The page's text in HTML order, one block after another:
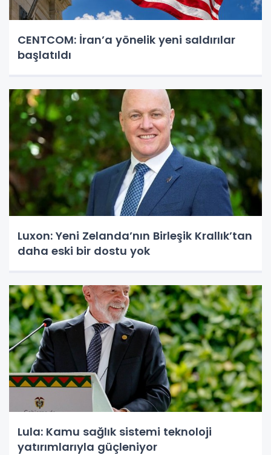
CENTCOM: İran’a yönelik yeni saldırılar
başlatıldı
Luxon: Yeni Zelanda’nın Birleşik Krallık’tan
daha eski bir dostu yok
Lula: Kamu sağlık sistemi teknoloji
yatırımlarıyla güçleniyor